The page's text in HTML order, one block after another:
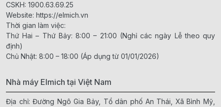
CSKH: 1900.63.69.25
Website: https://elmich.vn
Thời gian làm việc:
Thứ Hai – Thứ Bảy: 8:00 – 21:00 (Nghỉ các ngày Lễ theo quy
định)
Chủ Nhật: 8:00 – 18:00 (Áp dụng từ 01/01/2026)
Nhà máy Elmich tại Việt Nam
Địa chỉ: Đường Ngô Gia Bảy, Tổ dân phố An Thái, Xã Bình Mỹ,